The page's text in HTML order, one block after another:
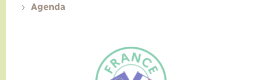
Agenda